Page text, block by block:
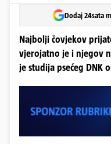
Dodaj 24sata
Najbolji čovjekov
vjerojatno je i njegov
je studija psećeg DNK